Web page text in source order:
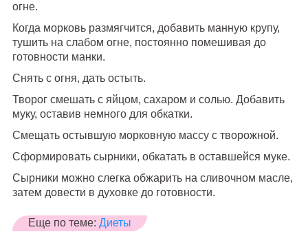
огне.
Когда морковь размягчится, добавить манную крупу,
тушить на слабом огне, постоянно помешивая до
готовности манки.
Снять с огня, дать остыть.
Творог смешать с яйцом, сахаром и солью. Добавить
муку, оставив немного для обкатки.
Смещать остывшую морковную массу с творожной.
Сформировать сырники, обкатать в оставшейся муке.
Сырники можно слегка обжарить на сливочном масле,
затем довести в духовке до готовности.
Еще по теме: Диеты